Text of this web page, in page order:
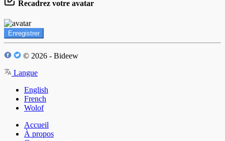
Recadrez votre avatar
Enregistrer
© 2026 - Bideew
Langue
English
French
Wolof
Accueil
À propos